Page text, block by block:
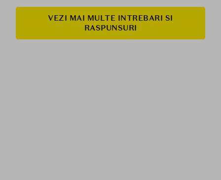
VEZI MAI MULTE INTREBARI SI
RASPUNSURI